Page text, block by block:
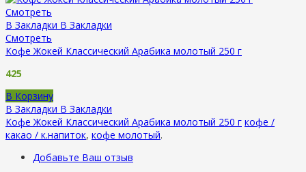
Смотреть
В Закладки В Закладки
Смотреть
Кофе Жокей Классический Арабика молотый 250 г
425
В Корзину
В Закладки В Закладки
Кофе Жокей Классический Арабика молотый 250 г кофе /
какао / к.напиток, кофе молотый.
Добавьте Ваш отзыв